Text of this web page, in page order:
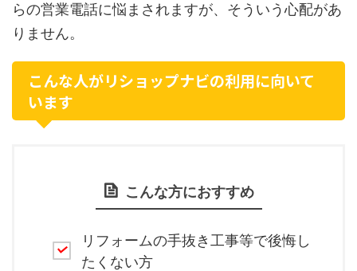
らの営業電話に悩まされますが、そういう心配があ
りません。
こんな人がリショップナビの利用に向いて
います
こんな方におすすめ
リフォームの手抜き工事等で後悔し
たくない方